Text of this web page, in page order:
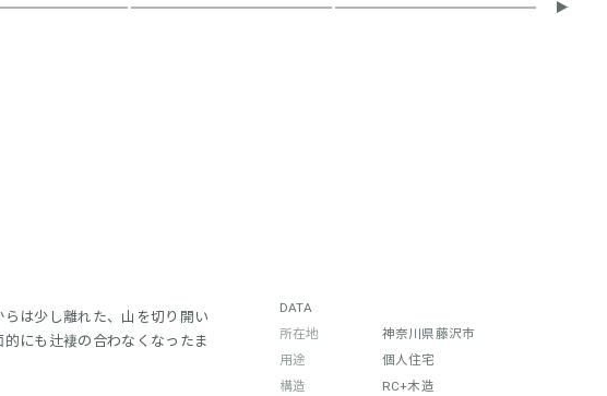
は少し離れた、山を切り開い
にも辻褄の合わなくなったま
DATA
所在地
神奈川県藤沢市
用途
個人住宅
構造
RC+木造